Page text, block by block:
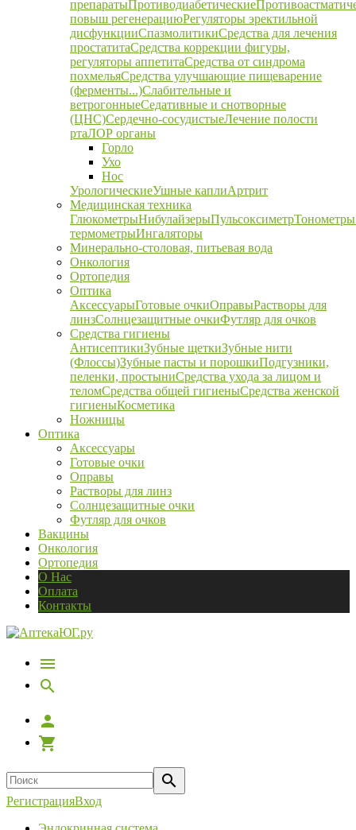
препаратыПротиводиабетические
повыш регенерациюРегуляторы эректильной
дисфункцииСпазмолитикиСредства для лечения
простатитаСредства коррекции фигуры,
регуляторы аппетитаСредства от синдрома
похмельяСредства улучшающие пищеварение
(ферменты...)Слабительные и
ветрогонныеСедативные и снотворные
(ЦНС)Сердечно-сосудистыеЛечение полости
ртаЛОР органы
Горло
Ухо
Нос
УрологическиеУшные каплиАртрит
Медицинская техника
ГлюкометрыНибулайзерыПульсоксиметрТонометры
термометрыИнгаляторы
Минерально-столовая, питьевая вода
Онкология
Ортопедия
Оптика
АксессуарыГотовые очкиОправыРастворы для
линзСолнцезащитные очкиФутляр для очков
Средства гигиены
АнтисептикиЗубные щеткиЗубные нити
(Флоссы)Зубные пасты и порошкиПодгузники,
пеленки, простыниСредства ухода за лицом и
теломСредства общей гигиеныСредства женской
гигиеныКосметика
Ножницы
Оптика
Аксессуары
Готовые очки
Оправы
Растворы для линз
Солнцезащитные очки
Футляр для очков
Вакцины
Онкология
Ортопедия
О Нас
Оплата
Контакты
РегистрацияВход